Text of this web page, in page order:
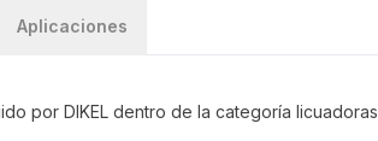
Aplicaciones
por DIKEL dentro de la categoría licuadoras